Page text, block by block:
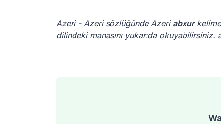
Azeri - Azeri sözlüğünde Azeri abxur
dilindeki manasını yukarıda